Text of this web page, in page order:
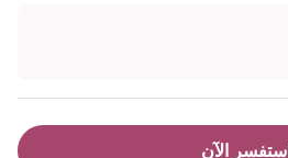
استفسر الآن